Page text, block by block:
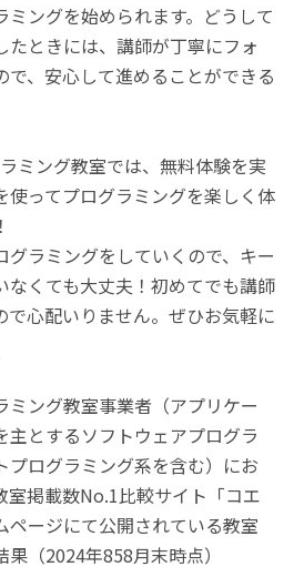
ミングを始められます。どうして
たときには、講師が丁寧にフォ
で、安心して進めることができる
ミング教室では、無料体験を実
使ってプログラミングを楽しく体
グラミングをしていくので、キー
なくても大丈夫！初めてでも講師
で心配いりません。ぜひお気軽に
ング教室事業者（アプリケー
主とするソフトウェアプログラ
プログラミング系を含む）にお
室掲載数No.1比較サイト「コエ
ページにて公開されている教室
（2024年858月末時点）